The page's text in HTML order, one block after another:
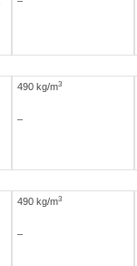
490 kg/m3
–
490 kg/m3
–